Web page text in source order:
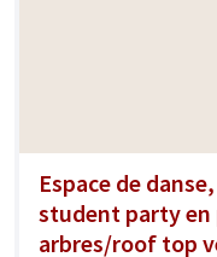
Espace de
student party en
arbres/roof top